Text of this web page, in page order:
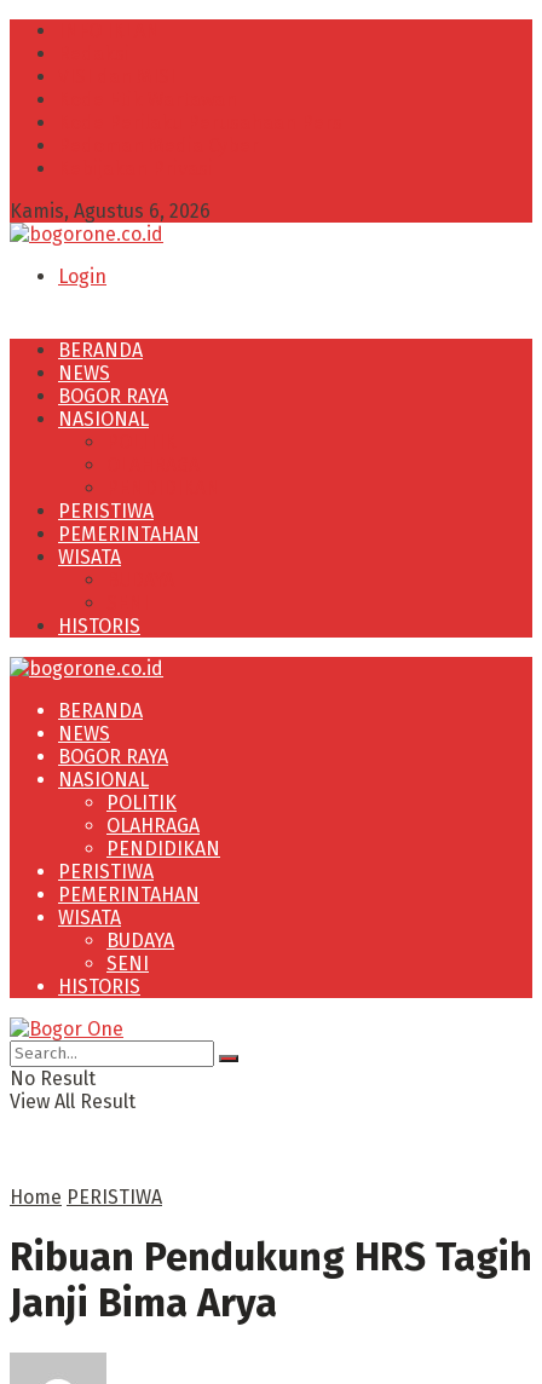
Kamis, Agustus 6, 2026
Login
BERANDA
NEWS
BOGOR RAYA
NASIONAL
PERISTIWA
PEMERINTAHAN
WISATA
HISTORIS
BERANDA
NEWS
BOGOR RAYA
NASIONAL
POLITIK
OLAHRAGA
PENDIDIKAN
PERISTIWA
PEMERINTAHAN
WISATA
BUDAYA
SENI
HISTORIS
No Result
View All Result
Home PERISTIWA
Ribuan Pendukung HRS Tagih
Janji Bima Arya